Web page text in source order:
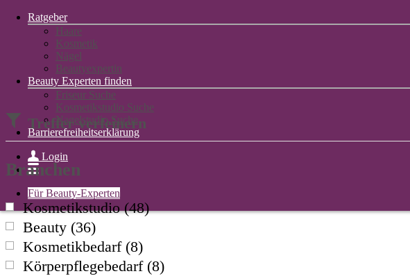
Ratgeber
Haare
Kosmetik
Nägel
Beautyexpertin
Beauty Experten finden
Friseur Suche
Kosmetikstudio Suche
Nagelstudio Suche
Barrierefreiheitserklärung
Login
Für Beauty-Experten
Startseite
Kosmetikstudios
Bad Kreuznach
Treffer verfeinern
Branchen
Kosmetikstudio(48)
Beauty (36)
Kosmetikbedarf(8)
Körperpflegebedarf(8)